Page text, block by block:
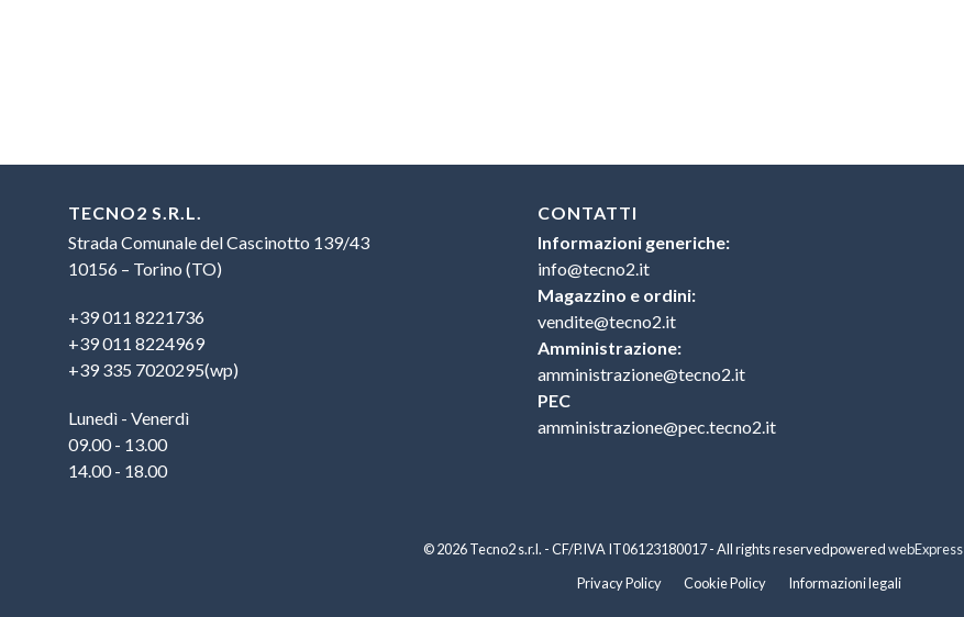
TECNO2 S.R.L.
Strada Comunale del Cascinotto 139/43
10156 – Torino (TO)
+39 011 8221736
+39 011 8224969
+39 335 7020295(wp)
Lunedì - Venerdì
09.00 - 13.00
14.00 - 18.00
CONTATTI
Informazioni generiche:
info@tecno2.it
Magazzino e ordini:
vendite@tecno2.it
Amministrazione:
amministrazione@tecno2.it
PEC
amministrazione@pec.tecno2.it
Privacy Policy Cookie Policy Informazioni legali
© 2026 Tecno2 s.r.l. - CF/P.IVA IT06123180017 - All rights reservedpoweredwebExpress